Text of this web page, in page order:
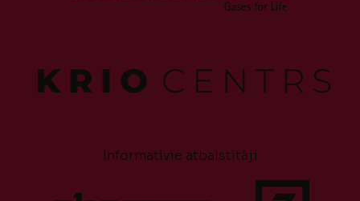
Informatīvie atbalstītāji